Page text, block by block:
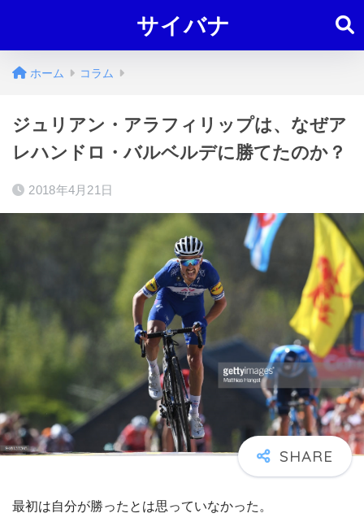
サイバナ
ホーム コラム
ジュリアン・アラフィリップは、なぜア
レハンドロ・バルベルデに勝てたのか？
2018年4月21日
最初は自分が勝ったとは思っていなかった。